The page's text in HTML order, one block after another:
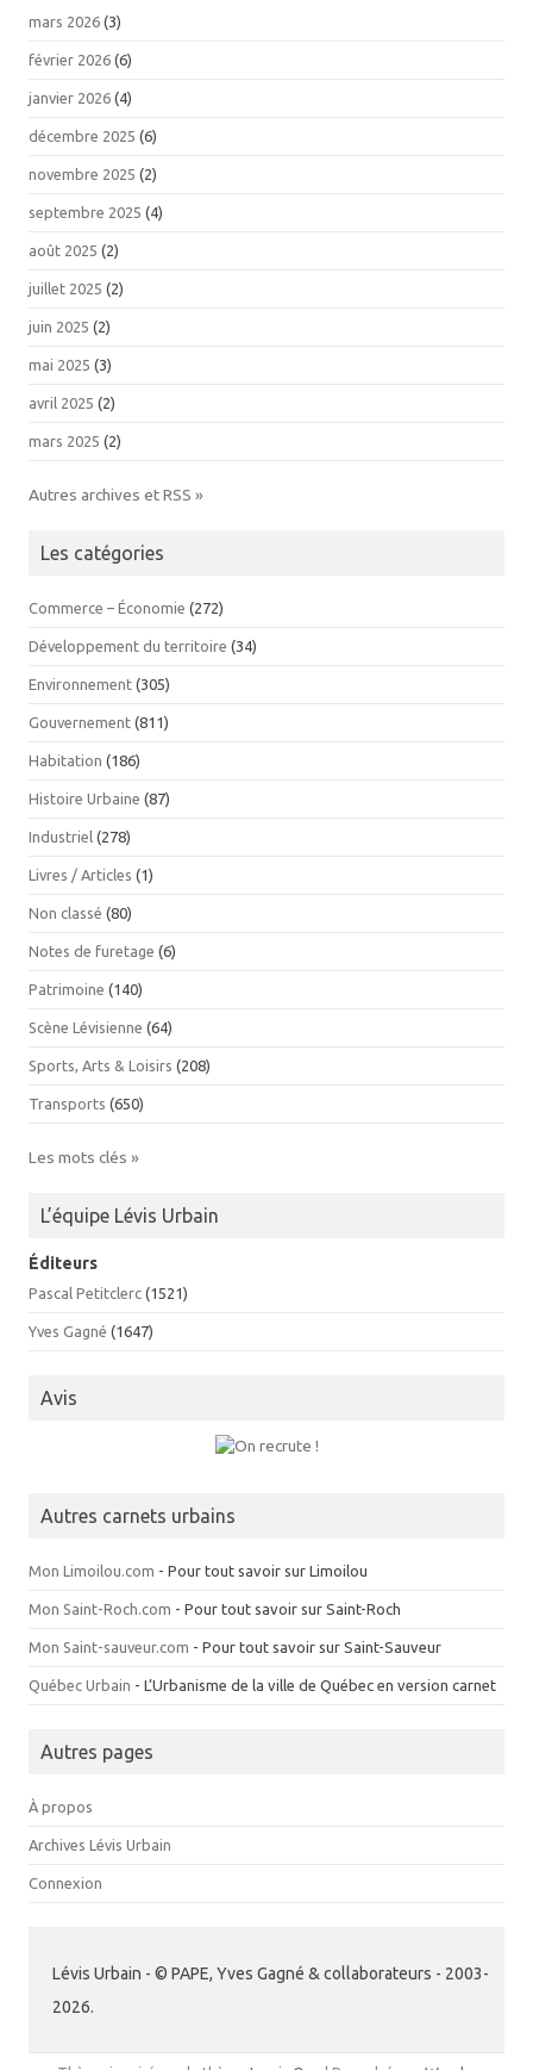
mars 2026 (3)
février 2026 (6)
janvier 2026 (4)
décembre 2025 (6)
novembre 2025 (2)
septembre 2025 (4)
août 2025 (2)
juillet 2025 (2)
juin 2025 (2)
mai 2025 (3)
avril 2025 (2)
mars 2025 (2)
Autres archives et RSS »
Les catégories
Commerce – Économie (272)
Développement du territoire (34)
Environnement (305)
Gouvernement (811)
Habitation (186)
Histoire Urbaine (87)
Industriel (278)
Livres / Articles (1)
Non classé (80)
Notes de furetage (6)
Patrimoine (140)
Scène Lévisienne (64)
Sports, Arts & Loisirs (208)
Transports (650)
Les mots clés »
L’équipe Lévis Urbain
Éditeurs
Pascal Petitclerc (1521)
Yves Gagné (1647)
Avis
Autres carnets urbains
Mon Limoilou.com - Pour tout savoir sur Limoilou
Mon Saint-Roch.com - Pour tout savoir sur Saint-Roch
Mon Saint-sauveur.com - Pour tout savoir sur Saint-Sauveur
Québec Urbain - L’Urbanisme de la ville de Québec en version carnet
Autres pages
À propos
Archives Lévis Urbain
Connexion
Lévis Urbain - © PAPE, Yves Gagné & collaborateurs - 2003-
2026.